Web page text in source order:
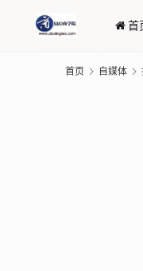
首
首页 自媒体